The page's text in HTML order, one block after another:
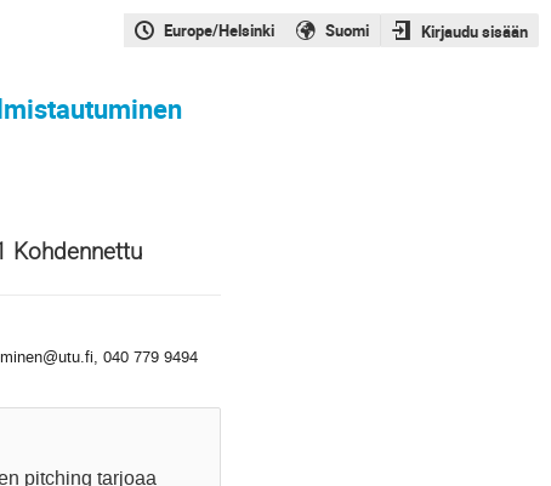
Europe/Helsinki Suomi Kirjaudu sisään
Kohdennettu
040 779 9494
pitching tarjoaa